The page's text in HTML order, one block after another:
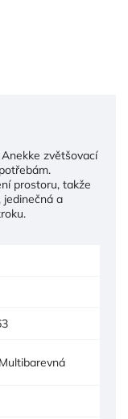
zvětšovací
prostoru, takže
jedinečná a